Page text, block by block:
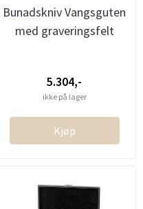
Bunadskniv Vangsguten
med graveringsfelt
5.304,-
ikke på lager
Kjøp